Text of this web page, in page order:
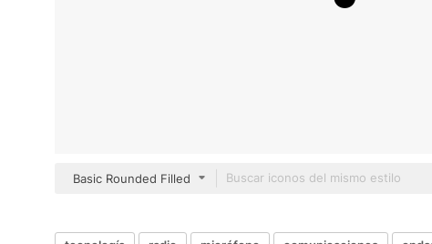
Basic Rounded Filled